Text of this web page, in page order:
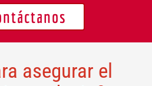
asegurar el